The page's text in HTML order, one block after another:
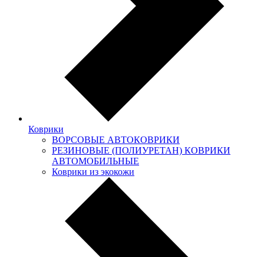
Коврики
ВОРСОВЫЕ АВТОКОВРИКИ
РЕЗИНОВЫЕ (ПОЛИУРЕТАН) КОВРИКИ
АВТОМОБИЛЬНЫЕ
Коврики из экокожи